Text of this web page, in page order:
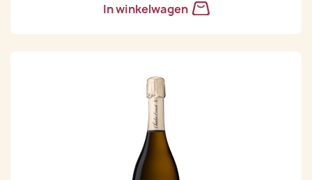
In winkelwagen